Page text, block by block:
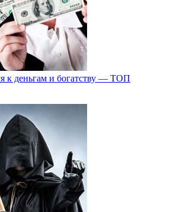
к деньгам и богатству — ТОП